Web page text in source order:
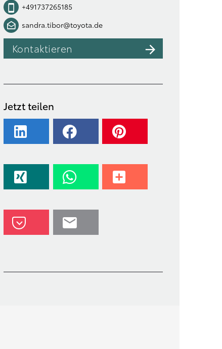
+491737265185
sandra.tibor@toyota.de
Kontaktieren
Jetzt teilen